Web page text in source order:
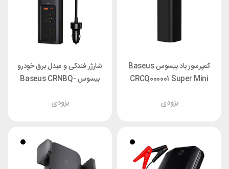
کمپرسور باد بیسوس Baseus
CRCQ000001 Super Mini
بزودی
شارژر فندکی و مبدل برق خودرو
بیسوس Baseus CRNBQ-
بزودی